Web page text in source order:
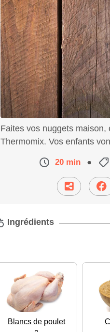
Faites vos nuggets
Thermomix. Vos enfants
20 min ●
Ingrédients
Blancs de poulet